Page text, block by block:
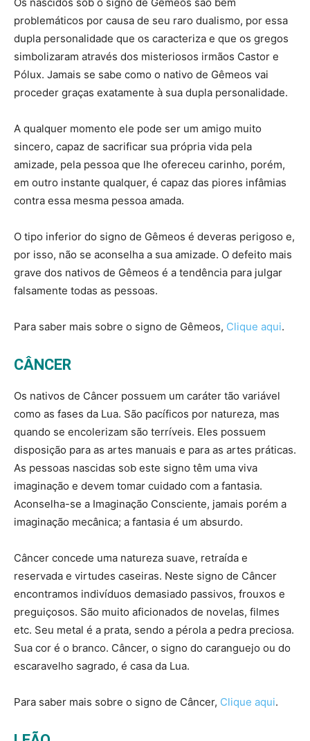
problemáticos por causa de seu raro dualismo, por essa
dupla personalidade que os caracteriza e que os gregos
simbolizaram através dos misteriosos irmãos Castor e
Pólux. Jamais se sabe como o nativo de Gêmeos vai
proceder graças exatamente à sua dupla personalidade.
A qualquer momento ele pode ser um amigo muito
sincero, capaz de sacrificar sua própria vida pela
amizade, pela pessoa que lhe ofereceu carinho, porém,
em outro instante qualquer, é capaz das piores infâmias
contra essa mesma pessoa amada.
O tipo inferior do signo de Gêmeos é deveras perigoso e,
por isso, não se aconselha a sua amizade. O defeito mais
grave dos nativos de Gêmeos é a tendência para julgar
falsamente todas as pessoas.
Para saber mais sobre o signo de Gêmeos, Clique aqui.
CÂNCER
Os nativos de Câncer possuem um caráter tão variável
como as fases da Lua. São pacíficos por natureza, mas
quando se encolerizam são terríveis. Eles possuem
disposição para as artes manuais e para as artes práticas.
As pessoas nascidas sob este signo têm uma viva
imaginação e devem tomar cuidado com a fantasia.
Aconselha-se a Imaginação Consciente, jamais porém a
imaginação mecânica; a fantasia é um absurdo.
Câncer concede uma natureza suave, retraída e
reservada e virtudes caseiras. Neste signo de Câncer
encontramos indivíduos demasiado passivos, frouxos e
preguiçosos. São muito aficionados de novelas, filmes
etc. Seu metal é a prata, sendo a pérola a pedra preciosa.
Sua cor é o branco. Câncer, o signo do caranguejo ou do
escaravelho sagrado, é casa da Lua.
Para saber mais sobre o signo de Câncer, Clique aqui.